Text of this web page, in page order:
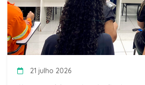
21 julho 2026